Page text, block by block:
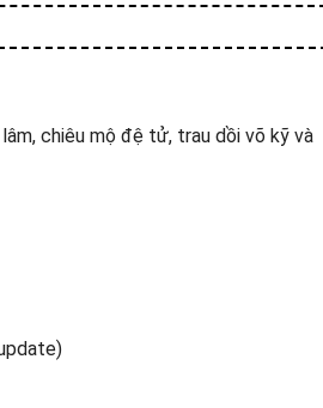
chiêu mộ đệ tử, trau dồi võ kỹ và